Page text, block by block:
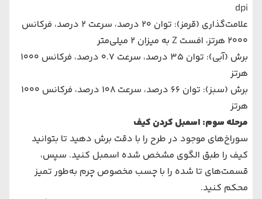
dpi
علامت‌گذاری (قرمز): توان 20 درصد، سرعت 2 درصد، فرکانس
2000 هرتز، افست Z به میزان 2 میلی‌متر
برش (آبی): توان 35 درصد، سرعت 0.7 درصد، فرکانس 1000
هرتز
برش (سبز): توان 66 درصد، سرعت 108 درصد، فرکانس 1000
هرتز
مرحله سوم: اسمبل کردن کیف
سوراخ‌های موجود در طرح را با دقت برش دهید تا بتوانید
کیف را طبق الگوی مشخص شده اسمبل کنید. سپس،
قسمت‌های تا شده را با چسب مخصوص چرم به‌طور تمیز
محکم کنید.